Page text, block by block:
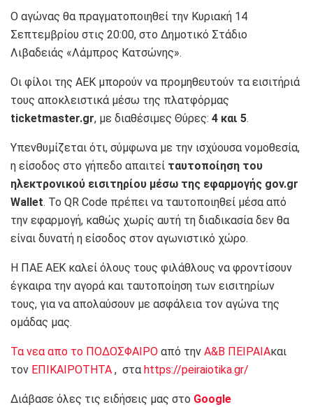
Ο αγώνας θα πραγματοποιηθεί την Κυριακή 14
Σεπτεμβρίου στις 20:00, στο Δημοτικό Στάδιο
Λιβαδειάς «Λάμπρος Κατσώνης».
Οι φίλοι της ΑΕΚ μπορούν να προμηθευτούν τα εισιτήριά
τους αποκλειστικά μέσω της πλατφόρμας
ticketmaster.gr, με διαθέσιμες Θύρες: 4 και 5.
Υπενθυμίζεται ότι, σύμφωνα με την ισχύουσα νομοθεσία,
η είσοδος στο γήπεδο απαιτεί ταυτοποίηση του
ηλεκτρονικού εισιτηρίου μέσω της εφαρμογής gov.gr
Wallet. Το QR Code πρέπει να ταυτοποιηθεί μέσα από
την εφαρμογή, καθώς χωρίς αυτή τη διαδικασία δεν θα
είναι δυνατή η είσοδος στον αγωνιστικό χώρο.
Η ΠΑΕ ΑΕΚ καλεί όλους τους φιλάθλους να φροντίσουν
έγκαιρα την αγορά και ταυτοποίηση των εισιτηρίων
τους, για να απολαύσουν με ασφάλεια τον αγώνα της
ομάδας μας.
Τα νεα απο το ΠΟΔΟΣΦΑΙΡΟ από την Α&Β ΠΕΙΡΑΙΑκαι
τον ΕΠΙΚΑΙΡΟΤΗΤΑ , στα https://peiraiotika.gr/
Διάβασε όλες τις ειδήσεις μας στο Google